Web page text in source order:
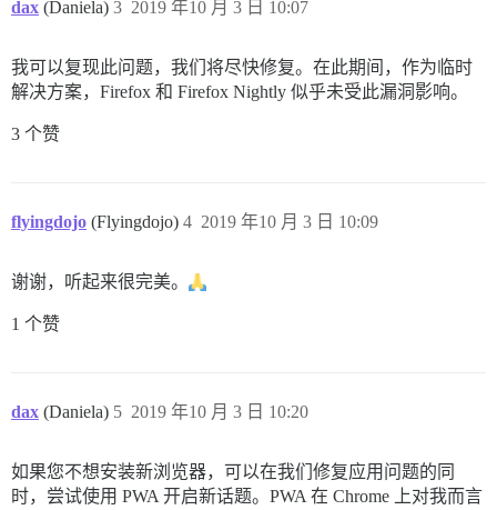
dax (Daniela) 2019 年10 月 3 日 10:07
3
我可以复现此问题，我们将尽快修复。在此期间，作为临时
解决方案，Firefox 和 Firefox Nightly 似乎未受此漏洞影响。
3 个赞
flyingdojo (Flyingdojo) 2019 年10 月 3 日 10:09
4
谢谢，听起来很完美。
1 个赞
dax (Daniela) 2019 年10 月 3 日 10:20
5
如果您不想安装新浏览器，可以在我们修复应用问题的同
时，尝试使用 PWA 开启新话题。PWA 在 Chrome 上对我而言